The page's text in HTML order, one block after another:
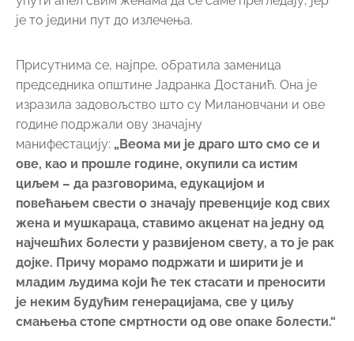
је то једини пут до излечења.
Присутнима се, најпре, обратила заменица
председника општине Јадранка Достанић. Она је
изразила задовољство што су Милановчани и ове
године подржали ову значајну
манифестацију: „Веома ми је драго што смо се и
ове, као и прошле године, окупили са истим
циљем – да разговорима, едукацијом и
повећањем свести о значају превенције код свих
жена и мушкараца, ставимо акценат на једну од
најчешћих болести у развијеном свету, а то је рак
дојке. Причу морамо подржати и ширити је и
младим људима који ће тек стасати и преносити
је неким будућим генерацијама, све у циљу
смањења стопе смртности од ове опаке болести.“